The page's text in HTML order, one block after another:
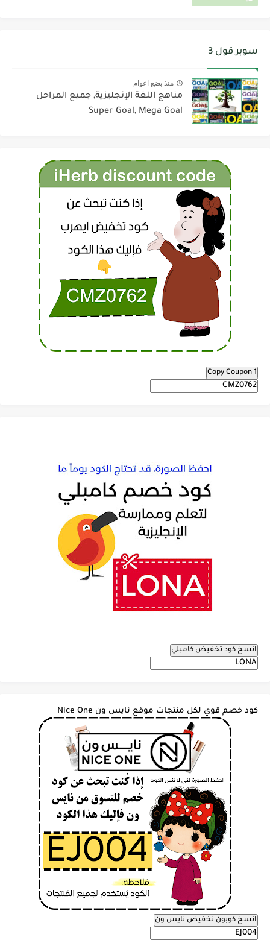
سوبر قول 3
منذ بضع اعوام
مناهج اللغة الإنجليزية, جميع المراحل
Super Goal, Mega Goal
Copy Coupon 1
انسخ كود تخفيض كامبلي
كود خصم قوي لكل منتجات موقع نايس ون Nice One
انسخ كوبون تخفيض نايس ون